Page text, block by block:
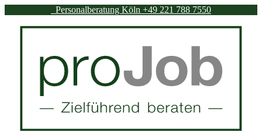
Personalberatung Köln +49 221 788 7550